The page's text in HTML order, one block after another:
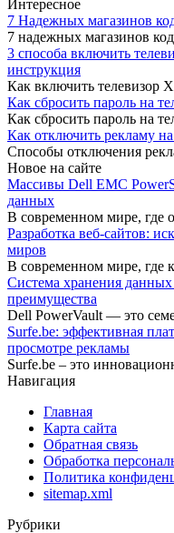
Интересное
7 Надежных магазинов
7 надежных магазинов
3 способа включить
инструкция
Как включить телевизор
Как сбросить пароль на
Как сбросить пароль на
Как отключить рекламу
Способы отключения
Новое на сайте
Массивы Dell EMC
данных
В современном мире, где
Разработка веб-сайтов:
миров
В современном мире, где
Система хранения
преимущества
Dell PowerVault — это
Surfe.be: эффективная
просмотре рекламы
Surfe.be – это
Навигация
Главная
Карта сайта
Обратная связь
Обработка
Политика
sitemap.xml
Рубрики